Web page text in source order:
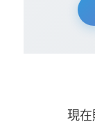
現